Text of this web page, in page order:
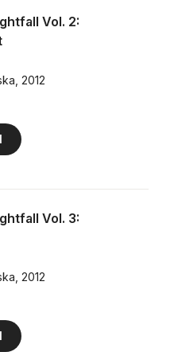
Vol. 2:
2012
Totalt antal röster:
Vol. 3:
2012
Totalt antal röster: